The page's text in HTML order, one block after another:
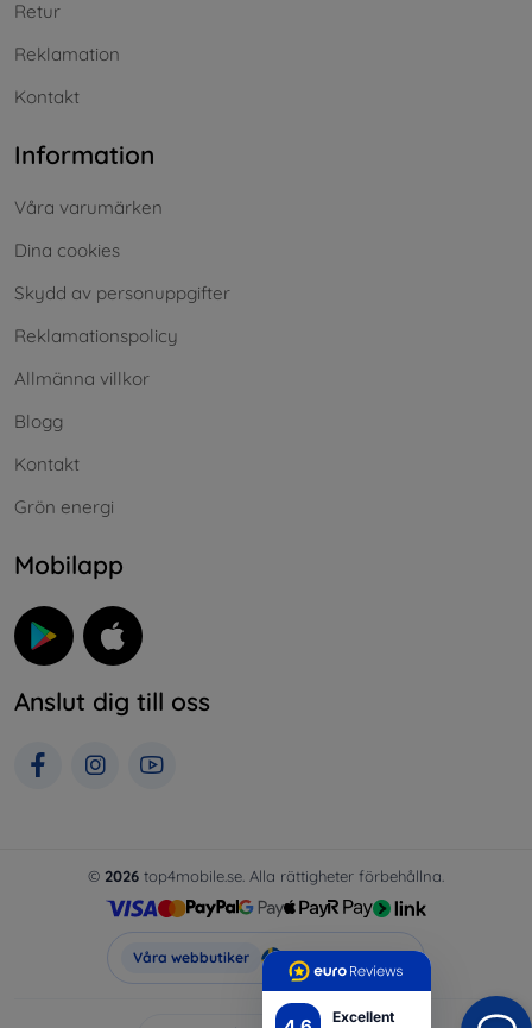
Excellent
Retur
Reklamation
Kontakt
Information
Våra varumärken
Dina cookies
Skydd av personuppgifter
Reklamationspolicy
Allmänna villkor
Blogg
Kontakt
Grön energi
Mobilapp
Anslut dig till oss
© 2026 top4mobile.se. Alla rättigheter förbehållna.
Våra webbutiker Top4Mobile.se